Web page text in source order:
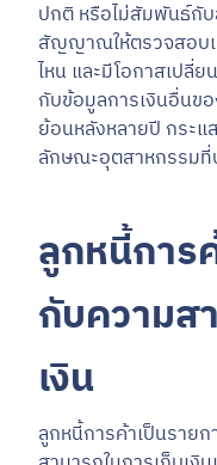
ปกติ หรือไม่สัมพันธ์กั
สัญญาณให้ตรวจสอบ
ไหน และมีโอกาสเปลี่
กับข้อมูลการเงินอื่นข
ย้อนหลังหลายปี กระแ
ลักษณะอุตสาหกรรมที่
ลูกหนี้การ
กับความส
เงิน
ลูกหนี้การค้าเป็นราย